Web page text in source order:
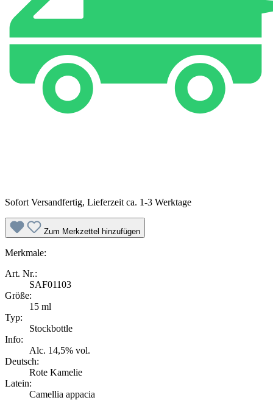
Sofort Versandfertig, Lieferzeit ca. 1-3 Werktage
Zum Merkzettel hinzufügen
Merkmale:
Art. Nr.:
SAF01103
Größe:
15 ml
Typ:
Stockbottle
Info:
Alc. 14,5% vol.
Deutsch:
Rote Kamelie
Latein:
Camellia appacia